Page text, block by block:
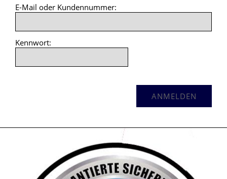
E-Mail oder Kundennummer:
Kennwort: